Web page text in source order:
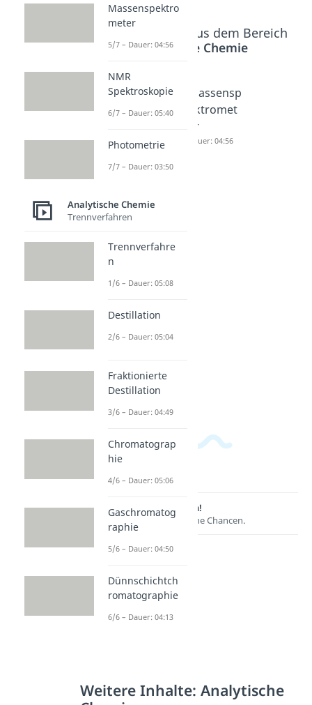
Beliebte Inhalte aus dem Bereich
Analytische Chemie
Lambert
Beersche
Dauer: 04:20
Extinktion
skoeffizie
Dauer: 04:49
Massensp
ektromet
er
Dauer: 04:56
Lernen lohnt sich!
Entdecke hier deine Chancen.
Weitere Inhalte: Analytische
Massenspektro
meter
5/7 – Dauer: 04:56
NMR
Spektroskopie
6/7 – Dauer: 05:40
Photometrie
7/7 – Dauer: 03:50
Analytische Chemie
Trennverfahren
Trennverfahre
n
1/6 – Dauer: 05:08
Destillation
2/6 – Dauer: 05:04
Fraktionierte
Destillation
3/6 – Dauer: 04:49
Chromatograp
hie
4/6 – Dauer: 05:06
Gaschromatog
raphie
5/6 – Dauer: 04:50
Dünnschichtch
romatographie
6/6 – Dauer: 04:13